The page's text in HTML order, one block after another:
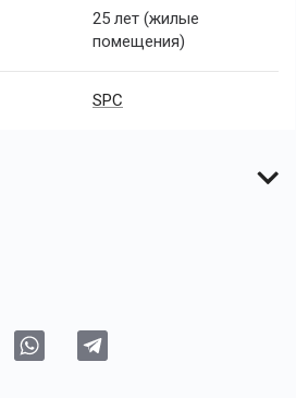
25 лет (жилые
помещения)
SPC